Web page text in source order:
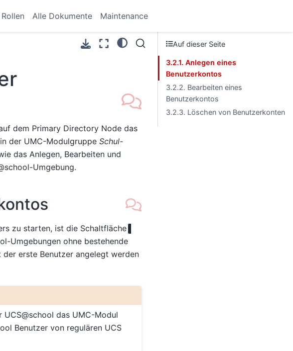
Alle Dokumente Maintenance
dem Primary Directory Node das
der UMC-Modulgruppe Schul-
das Anlegen, Bearbeiten und
Umgebung.
zu starten, ist die Schaltfläche
Umgebungen ohne bestehende
erste Benutzer angelegt werden
das UMC-Modul
Benutzer von regulären UCS
Auf dieser Seite
3.2.1. Anlegen eines
Benutzerkontos
3.2.2. Bearbeiten eines
Benutzerkontos
3.2.3. Löschen von Benutzerkonten